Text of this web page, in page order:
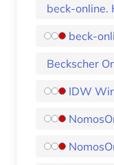
beck-online.
beck-
Beckscher
IDW